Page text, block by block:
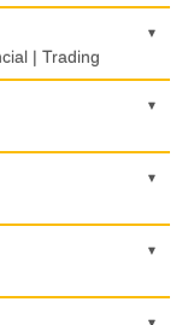
| Trading